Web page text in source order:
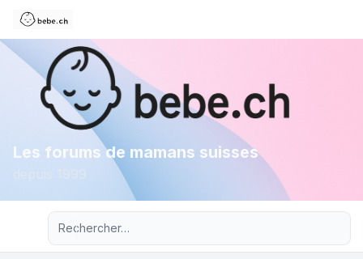
Les forums de mamans suisses
Recherche avancée